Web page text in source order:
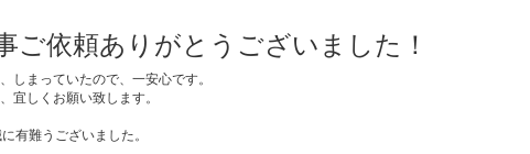
ご依頼ありがとうございました！
まっていたので、一安心です。
宜しくお願い致します。
有難うございました。